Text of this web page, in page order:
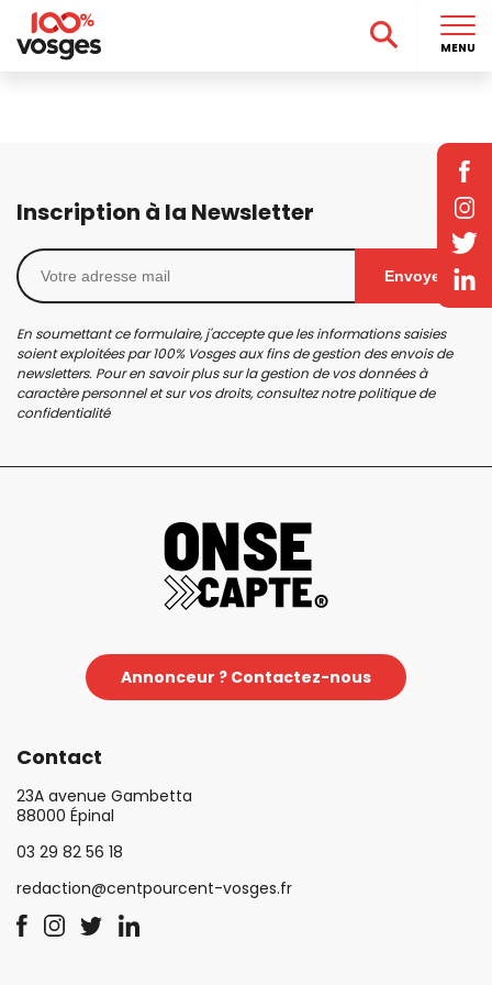
Inscription à la Newsletter
Envoyer
En soumettant ce formulaire, j'accepte que les informations saisies
soient exploitées par 100% Vosges aux fins de gestion des envois de
newsletters. Pour en savoir plus sur la gestion de vos données à
caractère personnel et sur vos droits, consultez notrepolitique de
confidentialité
Annonceur ? Contactez-nous
Contact
23A avenue Gambetta
88000 Épinal
03 29 82 56 18
redaction@centpourcent-vosges.fr
MENU